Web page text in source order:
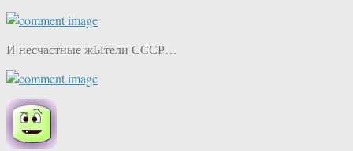
И несчастные жЫтели СССР…